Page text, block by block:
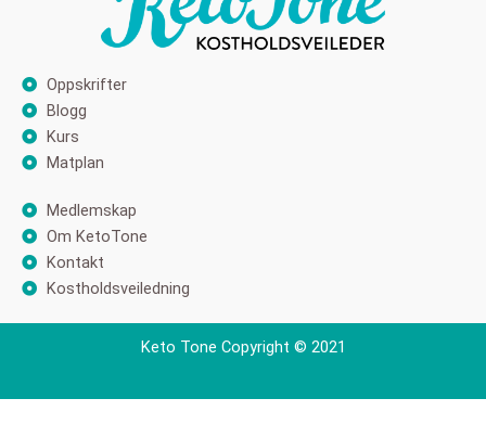
Oppskrifter
Blogg
Kurs
Matplan
Medlemskap
Om KetoTone
Kontakt
Kostholdsveiledning
Keto Tone Copyright © 2021